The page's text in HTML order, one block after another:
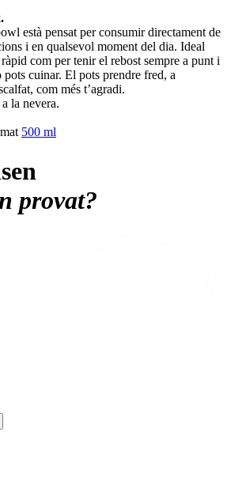
està pensat per consumir directament de
i en qualsevol moment del dia. Ideal
com per tenir el rebost sempre a punt i
pots cuinar. El pots prendre fred, a
com més t’agradi.
la nevera.
500 ml
provat?